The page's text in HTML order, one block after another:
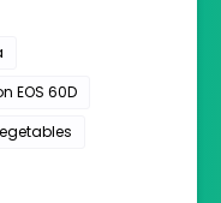
EOS 60D